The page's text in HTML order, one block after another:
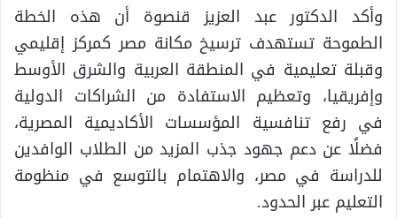
وأكد الدكتور عبد العزيز قنصوة أن هذه الخطة
الطموحة تستهدف ترسيخ مكانة مصر كمركز إقليمي
وقبلة تعليمية في المنطقة العربية والشرق الأوسط
وإفريقيا، وتعظيم الاستفادة من الشراكات الدولية
في رفع تنافسية المؤسسات الأكاديمية المصرية،
فضلًا عن دعم جهود جذب المزيد من الطلاب الوافدين
للدراسة في مصر، والاهتمام بالتوسع في منظومة
التعليم عبر الحدود.